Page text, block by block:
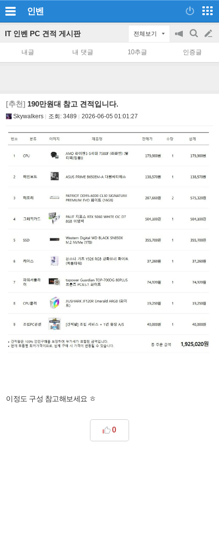
인벤
IT 인벤 PC 견적 게시판 전체보기
공
on/off
검
색
글
쓰
내글 내 댓글 10추글 인증글
[추천] 190만원대 참고 견적입니다.
Skywalkers 조회: 3489 2026-06-05 01:01:27
이정도 구성 참고해보세요 ㅎ
0